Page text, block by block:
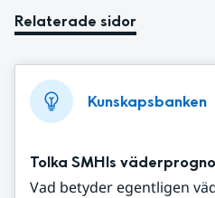
Relaterade sidor
Kunskapsbanken
Tolka SMHIs
Vad betyder egentligen